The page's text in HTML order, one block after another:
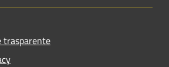
trasparente